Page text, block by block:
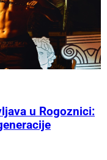
u Rogoznici: